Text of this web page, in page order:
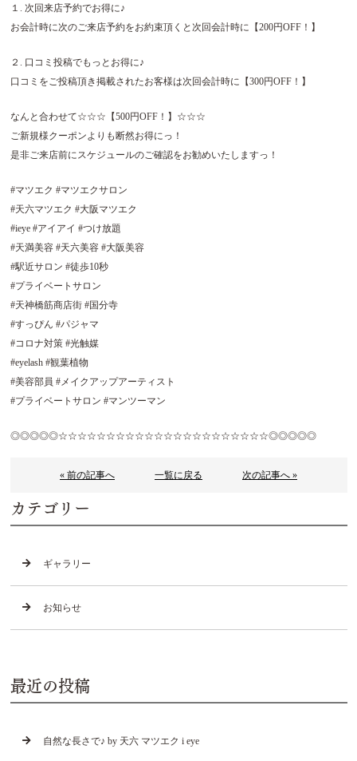
１. 次回来店予約でお得に♪
お会計時に次のご来店予約をお約束頂くと次回会計時に【200円OFF！】
２. 口コミ投稿でもっとお得に♪
口コミをご投稿頂き掲載されたお客様は次回会計時に【300円OFF！】
なんと合わせて☆☆☆【500円OFF！】☆☆☆
ご新規様クーポンよりも断然お得にっ！
是非ご来店前にスケジュールのご確認をお勧めいたしますっ！
#マツエク #マツエクサロン
#天六マツエク #大阪マツエク
#ieye #アイアイ #つけ放題
#天満美容 #天六美容 #大阪美容
#駅近サロン #徒歩10秒
#プライベートサロン
#天神橋筋商店街 #国分寺
#すっぴん #パジャマ
#コロナ対策 #光触媒
#eyelash #観葉植物
#美容部員 #メイクアップアーティスト
#プライベートサロン #マンツーマン
◎◎◎◎◎☆☆☆☆☆☆☆☆☆☆☆☆☆☆☆☆☆☆☆☆☆☆◎◎◎◎◎
« 前の記事へ 一覧に戻る 次の記事へ »
カテゴリー
ギャラリー
お知らせ
最近の投稿
自然な長さで♪ by 天六 マツエク i eye